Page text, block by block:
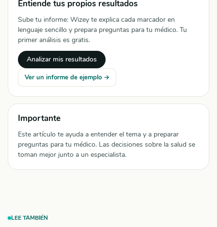
Entiende tus propios resultados
Sube tu informe: Wizey te explica cada marcador en
lenguaje sencillo y prepara preguntas para tu médico. Tu
primer análisis es gratis.
Analizar mis resultados
Ver un informe de ejemplo →
Importante
Este artículo te ayuda a entender el tema y a preparar
preguntas para tu médico. Las decisiones sobre la salud se
toman mejor junto a un especialista.
LEE TAMBIÉN